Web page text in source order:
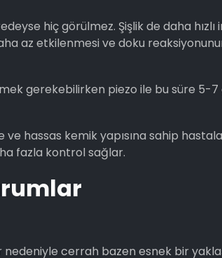
hiç görülmez. Şişlik de daha hızlı
az etkilenmesi ve doku
gerekebilirken piezo ile bu süre 5-7
ve hassas kemik yapısına sahip
fazla kontrol sağlar.
cerrah bazen esnek bir